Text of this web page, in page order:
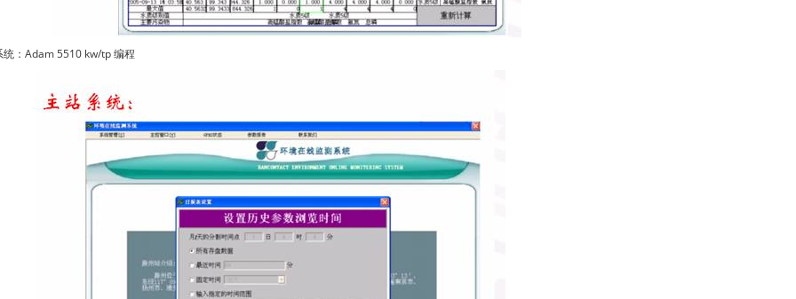
统：Adam 5510 kw/tp 编程